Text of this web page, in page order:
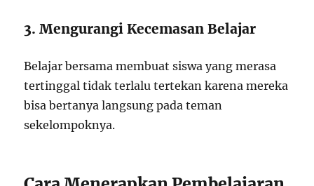
3. Mengurangi Kecemasan Belajar
Belajar bersama membuat siswa yang merasa
tertinggal tidak terlalu tertekan karena mereka
bisa bertanya langsung pada teman
sekelompoknya.